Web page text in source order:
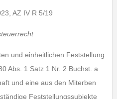
AZ IV R 5/19
und einheitlichen Feststellung
Abs. 1 Satz 1 Nr. 2 Buchst. a
und eine aus den Miterben
Feststellungssubjekte